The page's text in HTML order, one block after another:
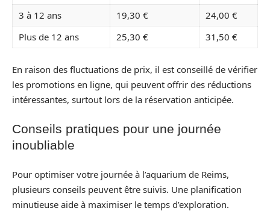
3 à 12 ans
19,30 €
24,00 €
Plus de 12 ans
25,30 € 31,50 €
En raison des fluctuations de prix, il est conseillé de vérifier
les promotions en ligne, qui peuvent offrir des réductions
intéressantes, surtout lors de la réservation anticipée.
Conseils pratiques pour une journée
inoubliable
Pour optimiser votre journée à l’aquarium de Reims,
plusieurs conseils peuvent être suivis. Une planification
minutieuse aide à maximiser le temps d’exploration.